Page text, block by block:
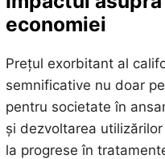
economiei
Prețul exorbitant al
semnificative nu doar
pentru societate în
și dezvoltarea
la progrese în